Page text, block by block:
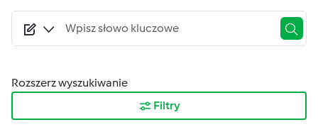
Rozszerz wyszukiwanie
Filtry